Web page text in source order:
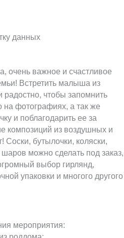
данных
очень важное и счастливое
Встретить малыша из
чтобы запомнить
на фотографиях, а так же
и поблагодарить ее за
композиций из воздушных и
Соски, бутылочки, коляски,
можно сделать под заказ,
выбор гирлянд,
упаковки и многого другого
мероприятия: